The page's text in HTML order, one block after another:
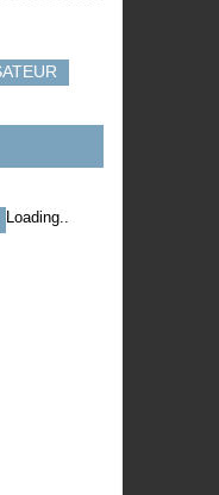
Loading..